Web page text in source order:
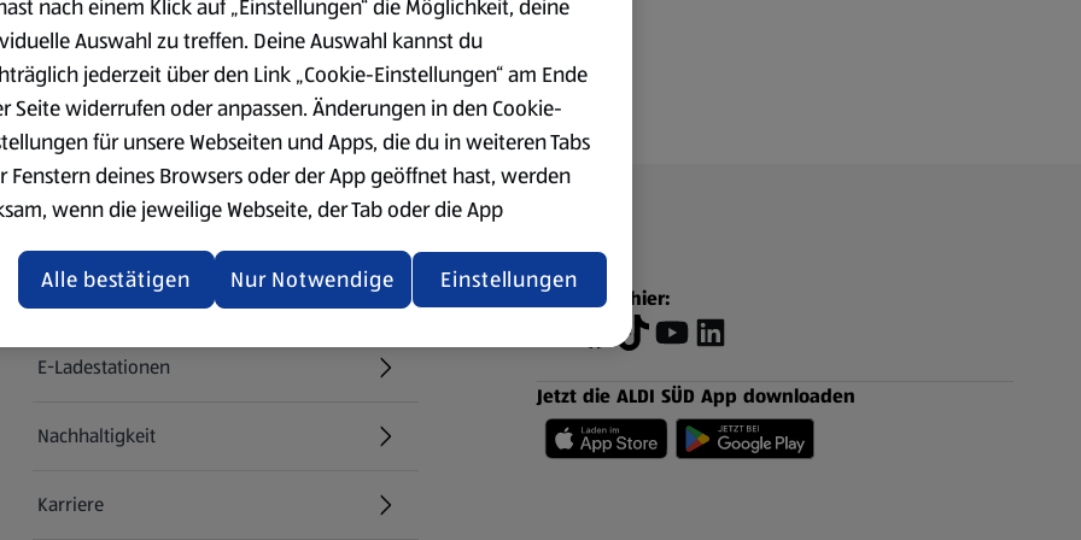
Über ALDI SÜD
E-Ladestationen
Nachhaltigkeit
Karriere
Folge uns hier:
Jetzt die ALDI SÜD App downloaden
nach einem Klick auf „Einstellungen“ die Möglichkeit, deine
Auswahl zu treffen. Deine Auswahl kannst du
jederzeit über den Link „Cookie-Einstellungen“ am Ende
Seite widerrufen oder anpassen. Änderungen in den Cookie-
für unsere Webseiten und Apps, die du in weiteren Tabs
Fenstern deines Browsers oder der App geöffnet hast, werden
wenn die jeweilige Webseite, der Tab oder die App
oder geschlossen und anschließend wieder geöffnet
zur Verfügung.
Einstellungen
Nur Notwendige
Alle bestätigen